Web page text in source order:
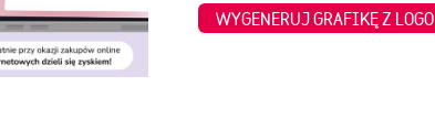
WYGENERUJ GRAFIKĘ Z LOGO